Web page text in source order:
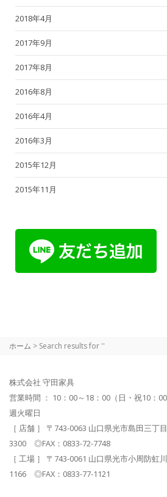
2018年4月
2017年9月
2017年8月
2016年8月
2016年4月
2016年3月
2015年12月
2015年11月
ホーム > Search results for ''
株式会社 守田家具
営業時間 ： 10：00～18：00（日・祝10：
週火曜日
［ 店舗 ］ 〒743-0063 山口県光市島田三
3300 ◎FAX：0833-72-7748
［ 工場 ］ 〒743-0061 山口県光市小周防
1166 ◎FAX：0833-77-1121